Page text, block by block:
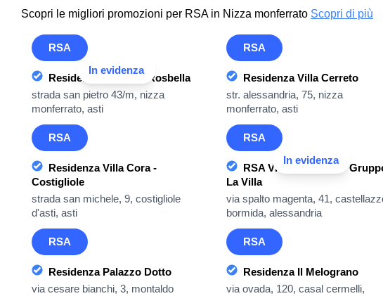
Scopri le migliori promozioni per RSA in Nizza monferrato Scopri di più
In evidenza
RSA
Residenza Casamia Rosbella
strada san pietro 43/m, nizza
monferrato, asti
RSA
Residenza Villa Cerreto
str. alessandria, 75, nizza
monferrato, asti
RSA
Residenza Villa Cora -
Costigliole
strada san michele, 9, costigliole
d'asti, asti
In evidenza
RSA
RSA Villa Fontanesi -
La Villa
via spalto magenta, 41,
bormida, alessandria
RSA
Residenza Palazzo Dotto
via cesare bianchi, 3, montaldo
RSA
Residenza Il Melograno
via ovada, 120, casal cermelli,